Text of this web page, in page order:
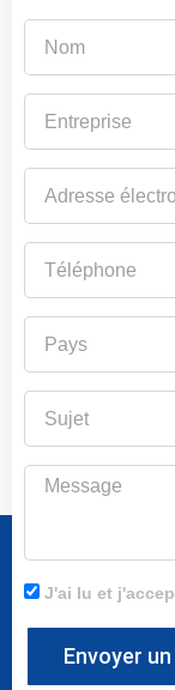
électronique
Message
J'ai lu et
Envoyer